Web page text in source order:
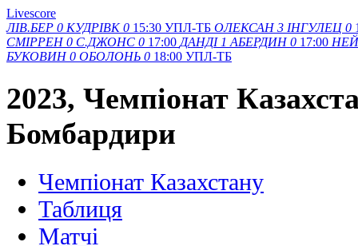
Livescore
ЛІВ.БЕР 0 КУДРІВК 0 15:30 УПЛ-ТБ ОЛЕКСАН 3 ІНГУЛЕЦ 0
СМІРРЕН 0 С.ДЖОНС 0 17:00 ДАНДІ 1 АБЕРДИН 0 17:00
БУКОВИН 0 ОБОЛОНЬ 0 18:00 УПЛ-ТБ
2023, Чемпіонат
Бомбардири
Чемпіонат Казахстану
Таблиця
Матчi